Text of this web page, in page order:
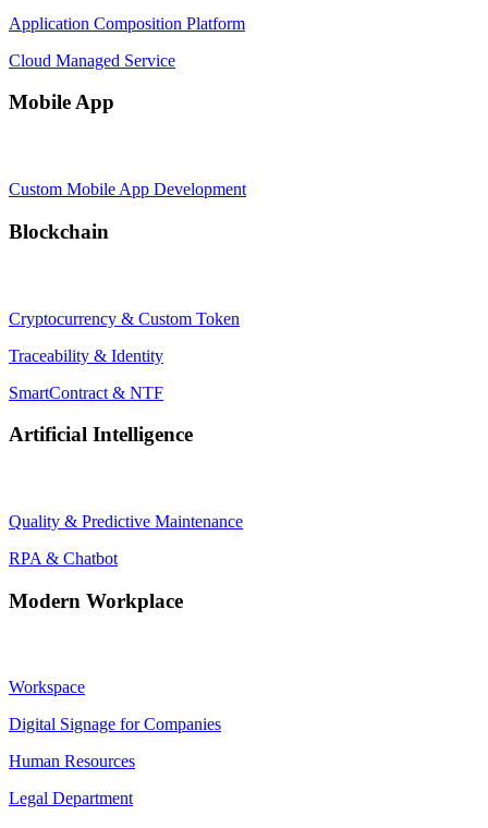
Application Composition Platform
Cloud Managed Service
Mobile App
Custom Mobile App Development
Blockchain
Cryptocurrency & Custom Token
Traceability & Identity
SmartContract & NTF
Artificial Intelligence
Quality & Predictive Maintenance
RPA & Chatbot
Modern Workplace
Workspace
Digital Signage for Companies
Human Resources
Legal Department